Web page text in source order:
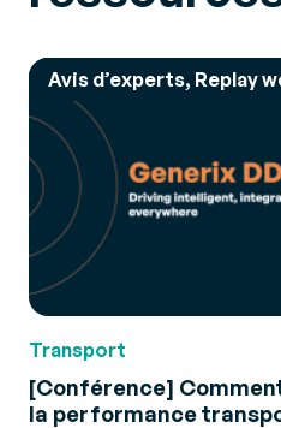
Avis d’experts, Replay
Transport
[Conférence]
la performance